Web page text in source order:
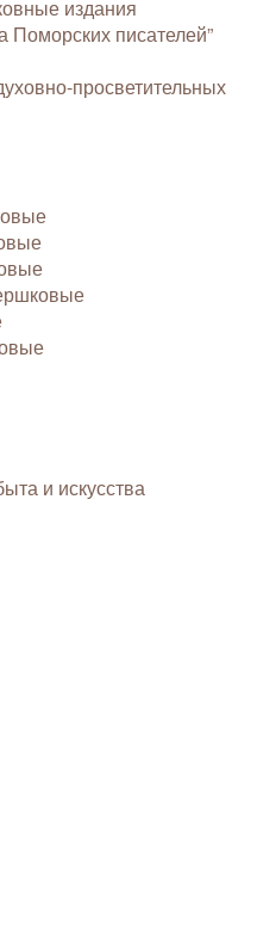
издания
Поморских писателей”
просветительных
и искусства